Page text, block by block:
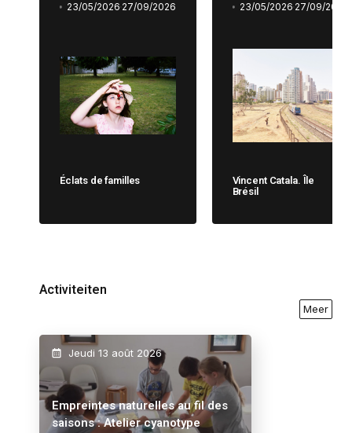
23/05/2026 27/09/2026
Éclats de familles
23/05/2026 27/09/2026
Vincent Catala. Île
Brésil
Activiteiten
Meer
Jeudi 13 août 2026
Empreintes naturelles au fil des
saisons : Atelier cyanotype